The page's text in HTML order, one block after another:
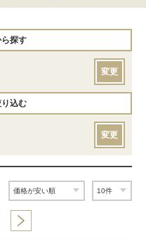
探す
変更
込む
変更